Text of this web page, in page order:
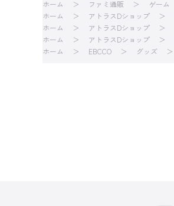
ホーム ファミ通販 ゲーム
ホーム
アトラスDショップ
ホーム
アトラスDショップ
ホーム
アトラスDショップ
ホーム
EBCCO グッズ